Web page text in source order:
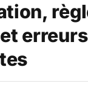
erreurs